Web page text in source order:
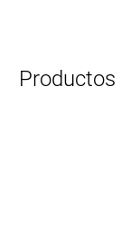
Productos